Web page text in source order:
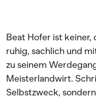
Beat Hofer ist
ruhig, sachlich und
zu seinem
Meisterlandwirt.
Selbstzweck,